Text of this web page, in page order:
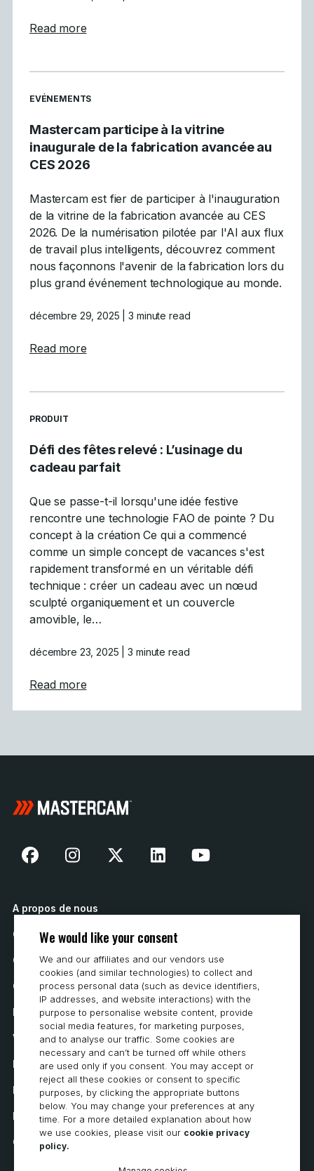
Read moreabout Les 5 principales tendances de la
READ MORE ARTICLES ABOUT
EVÉNEMENTS
Mastercam participe à la vitrine
inaugurale de la fabrication avancée au
CES 2026
Mastercam est fier de participer à l'inauguration
de la vitrine de la fabrication avancée au CES
2026. De la numérisation pilotée par l'AI aux flux
de travail plus intelligents, découvrez comment
nous façonnons l'avenir de la fabrication lors du
plus grand événement technologique au monde.
décembre 29, 2025 | 3 minute read
Read moreabout Mastercam participe à la vitrine
READ MORE ARTICLES ABOUT
PRODUIT
Défi des fêtes relevé : L’usinage du
cadeau parfait
Que se passe-t-il lorsqu'une idée festive
rencontre une technologie FAO de pointe ? Du
concept à la création Ce qui a commencé
comme un simple concept de vacances s'est
rapidement transformé en un véritable défi
technique : créer un cadeau avec un nœud
sculpté organiquement et un couvercle
amovible, le…
décembre 23, 2025 | 3 minute read
Read moreabout Défi des fêtes relevé :
A propos de nous
Contactez nous
Comment acheter
Carrières
Exigences du système
Vie privée
Déclaration de confidentialité
Déclaration d’accessibilité
Politique en matière de cookies
Cookie Preferences
We would like your consent
We and our affiliates and our vendors use
cookies (and similar technologies) to collect and
process personal data (such as device identifiers,
IP addresses, and website interactions) with the
purpose to personalise website content, provide
social media features, for marketing purposes,
and to analyse our traffic. Some cookies are
necessary and can’t be turned off while others
are used only if you consent. You may accept or
reject all these cookies or consent to specific
purposes, by clicking the appropriate buttons
below. You may change your preferences at any
time. For a more detailed explanation about how
we use cookies, please visit our cookie privacy
policy.